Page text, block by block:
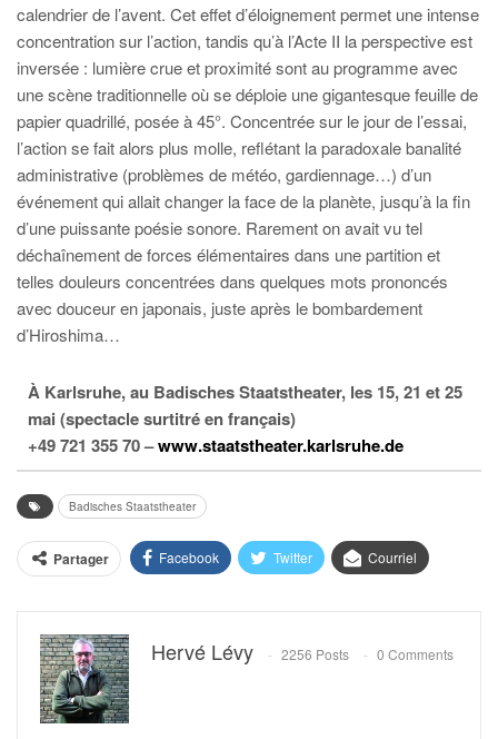
calendrier de l’avent. Cet effet d’éloignement permet une intense
concentration sur l’action, tandis qu’à l’Acte II la perspective est
inversée : lumière crue et proximité sont au programme avec
une scène traditionnelle où se déploie une gigantesque feuille de
papier quadrillé, posée à 45°. Concentrée sur le jour de l’essai,
l’action se fait alors plus molle, reflétant la paradoxale banalité
administrative (problèmes de météo, gardiennage…) d’un
événement qui allait changer la face de la planète, jusqu’à la fin
d’une puissante poésie sonore. Rarement on avait vu tel
déchaînement de forces élémentaires dans une partition et
telles douleurs concentrées dans quelques mots prononcés
avec douceur en japonais, juste après le bombardement
d’Hiroshima…
À Karlsruhe, au Badisches Staatstheater, les 15, 21 et 25
mai (spectacle surtitré en français)
+49 721 355 70 –www.staatstheater.karlsruhe.de
Badisches Staatstheater
Partager Facebook Twitter Courriel
Hervé Lévy 2256 Posts 0 Comments